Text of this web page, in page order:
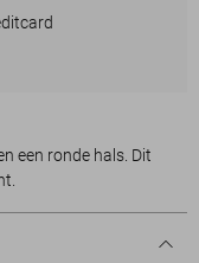
een ronde hals. Dit